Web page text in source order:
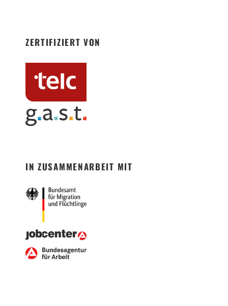
ZERTIFIZIERT VON
IN ZUSAMMENARBEIT MIT